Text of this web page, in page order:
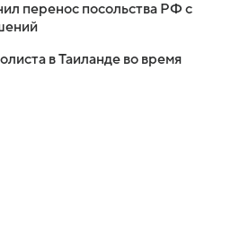
перенос посольства РФ с
в Таиланде во время